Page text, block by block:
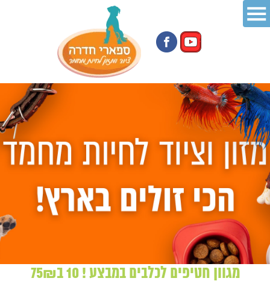
מגוון חטיפים לכלבים במבצע ! 10 ב75₪